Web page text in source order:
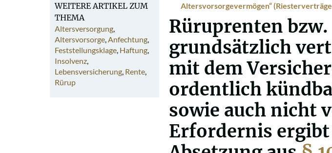
WEITERE ARTIKEL ZUM
THEMA
Altersversorgung,
Altersvorsorge,Anfechtung,
Feststellungsklage, Haftung,
Insolvenz,
Lebensversicherung, Rente,
Rürup
Altersvorsorgevermögen“
Rüruprenten
grundsätzlich
mit dem
ordentlich
sowie auch nicht
Erfordernis